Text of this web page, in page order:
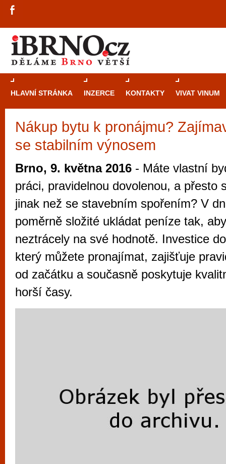
HLAVNÍ STRÁNKA INZERCE KONTAKTY VIVAT VINUM
Nákup bytu k pronájmu?
se stabilním výnosem
Brno, 9. května 2016 - Máte vlastní
práci, pravidelnou dovolenou, a přesto
jinak než se stavebním spořením? V
poměrně složité ukládat peníze tak,
neztrácely na své hodnotě. Investice
který můžete pronajímat, zajišťuje
od začátku a současně poskytuje
horší časy.
Průvodce
Brně: Od
Brno je
zajímavé
restaurace,
Mimo jiné je ale také místem, kde si
vyzkoušet různé kasinové hry. V
metropoli naleznete širokou nabídku her
po moderní automaty jak pro pravidelné
příležitostné hráče. V...